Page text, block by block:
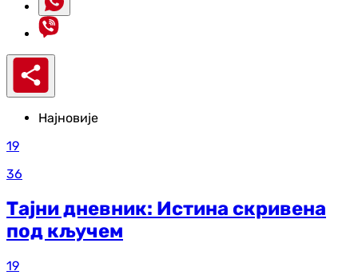
Најновије
19
36
Тајни дневник: Истина скривена
под кључем
19